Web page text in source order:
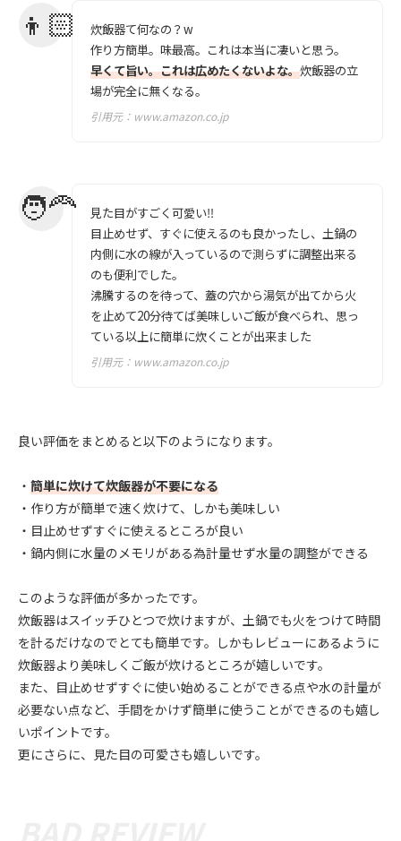
炊飯器て何なの？w
作り方簡単。味最高。これは本当に凄いと思う。
早くて旨い。これは広めたくないよな。炊飯器の立
場が完全に無くなる。
引用元： www.amazon.co.jp
見た目がすごく可愛い‼︎
目止めせず、すぐに使えるのも良かったし、土鍋の
内側に水の線が入っているので測らずに調整出来る
のも便利でした。
沸騰するのを待って、蓋の穴から湯気が出てから火
を止めて20分待てば美味しいご飯が食べられ、思っ
ている以上に簡単に炊くことが出来ました
引用元： www.amazon.co.jp
良い評価をまとめると以下のようになります。
・ 簡単に炊けて炊飯器が不要になる
・作り方が簡単で速く炊けて、しかも美味しい
・目止めせずすぐに使えるところが良い
・鍋内側に水量のメモリがある為計量せず水量の調整ができる
このような評価が多かったです。
炊飯器はスイッチひとつで炊けますが、土鍋でも火をつけて時間
を計るだけなのでとても簡単です。しかもレビューにあるように
炊飯器より美味しくご飯が炊けるところが嬉しいです。
また、目止めせずすぐに使い始めることができる点や水の計量が
必要ない点など、手間をかけず簡単に使うことができるのも嬉し
いポイントです。
更にさらに、見た目の可愛さも嬉しいです。